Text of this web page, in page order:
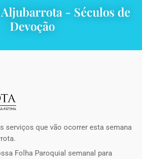
- Séculos de
Devoção
serviços que vão ocorrer esta semana
Folha Paroquial semanal para